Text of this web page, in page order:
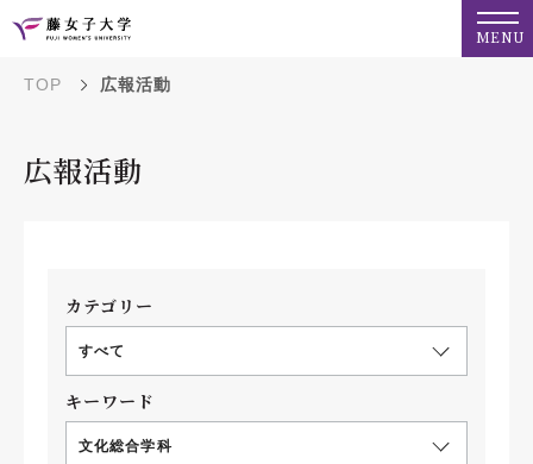
MENU
TOP 広報活動
広報活動
カテゴリー
すべて
キーワード
文化総合学科